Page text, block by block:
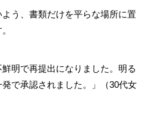
う、書類だけを平らな場所に置
鮮明で再提出になりました。明る
で承認されました。」（30代女